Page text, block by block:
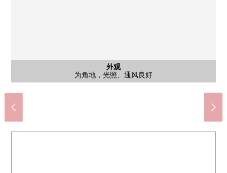
外观
为角地，光照、通风良好
外观
超市、公园有切身关系，并且是在便利性之前的位置。
停车场
从属于屋顶的停车场1台分，雨天不湿掉而能搬运行李。
含有前面道路的外观
前面道路
含有前面道路的外观
前面道路
志木市立志木小学(约760m)
志木市立志木中学(约1460m)
THE BIG-A朝霞宫户店(约960m)
Lawson商店100志木本町商店(约530m)
药品·能手朝霞宫户店(约960m)
西川医院(约590m)
在富士的前面的东儿儿童游乐场(约180m)
志木市政府(约950m)
志木上町邮局(约400m)